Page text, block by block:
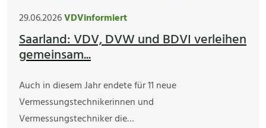
29.06.2026VDVinformiert
Saarland: VDV, DVW und BDVI verleihen
gemeinsam...
Auch in diesem Jahr endete für 11 neue
Vermessungstechnikerinnen und
Vermessungstechniker die…